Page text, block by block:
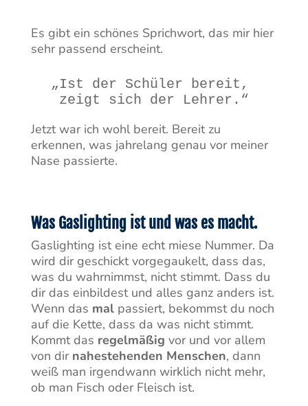
Es gibt ein schönes Sprichwort, das mir hier
sehr passend erscheint.
„Ist der Schüler bereit,
zeigt sich der Lehrer.“
Jetzt war ich wohl bereit. Bereit zu
erkennen, was jahrelang genau vor meiner
Nase passierte.
Was Gaslighting ist und was es macht.
Gaslighting ist eine echt miese Nummer. Da
wird dir geschickt vorgegaukelt, dass das,
was du wahrnimmst, nicht stimmt. Dass du
dir das einbildest und alles ganz anders ist.
Wenn das malpassiert, bekommst du noch
auf die Kette, dass da was nicht stimmt.
Kommt das regelmäßig vor und vor allem
von dir nahestehenden Menschen, dann
weiß man irgendwann wirklich nicht mehr,
ob man Fisch oder Fleisch ist.